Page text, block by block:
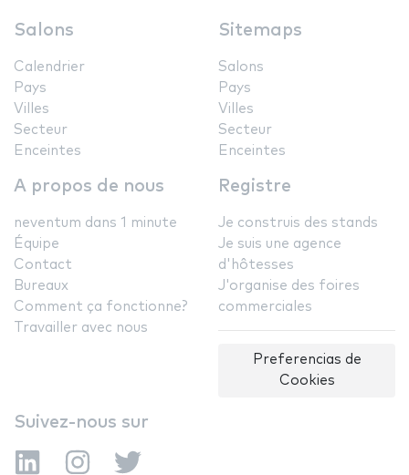
Salons
Calendrier
Pays
Villes
Secteur
Enceintes
Sitemaps
Salons
Pays
Villes
Secteur
Enceintes
A propos de nous
neventum dans 1 minute
Équipe
Contact
Bureaux
Comment ça fonctionne?
Travailler avec nous
Registre
Je construis des stands
Je suis une agence
d'hôtesses
J'organise des foires
commerciales
Preferencias de
Cookies
Suivez-nous sur